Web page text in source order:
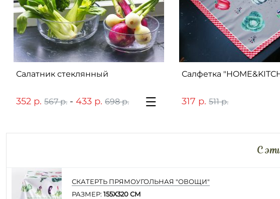
Салатник стеклянный
352 р. 567 р. -433 р. 698 р.
Салфетка
317 р. 511 р.
C
СКАТЕРТЬ ПРЯМОУГОЛЬНАЯ "ОВОЩИ"
РАЗМЕР: 155Х320 СМ